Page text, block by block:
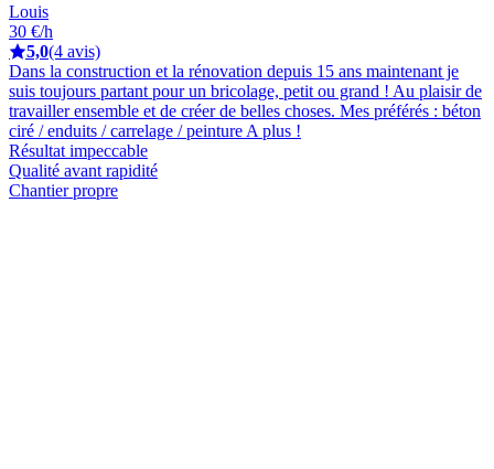
Louis
30 €/h
5,0(4 avis)
Dans la construction et la rénovation depuis 15 ans maintenant je
suis toujours partant pour un bricolage, petit ou grand ! Au plaisir de
travailler ensemble et de créer de belles choses. Mes préférés : béton
ciré / enduits / carrelage / peinture A plus !
Résultat impeccable
Qualité avant rapidité
Chantier propre